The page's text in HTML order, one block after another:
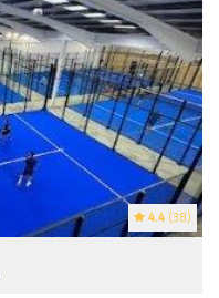
4.4 (38)